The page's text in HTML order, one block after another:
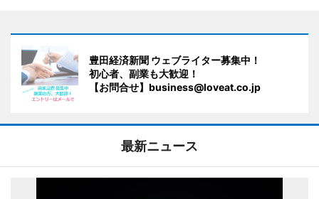
豊田経済新聞 ウェブライター募集中！
初心者、副業も大歓迎！
【お問合せ】business@loveat.co.jp
最新ニュース